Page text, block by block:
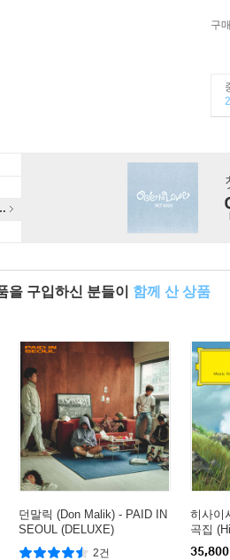
구
[Ode to Love]
을 구입하신 분들이 함께 산 상품
던말릭 (Don Malik) - PAID IN
SEOUL (DELUXE)
2건
히사이
곡집
ic
35,800